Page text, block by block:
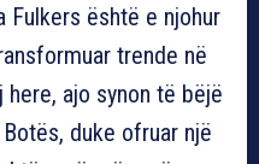
Fulkers është e njohur
trende në
ajo synon të bëjë
duke ofruar një